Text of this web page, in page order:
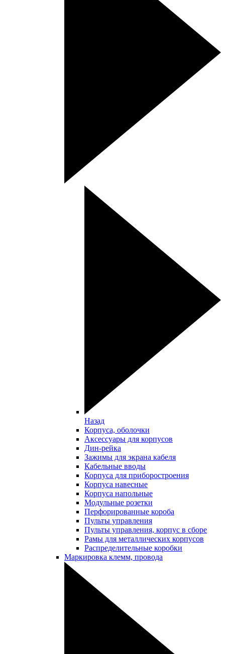
Назад
Корпуса, оболочки
Аксессуары для корпусов
Дин-рейка
Зажимы для экрана кабеля
Кабельные вводы
Корпуса для приборостроения
Корпуса навесные
Корпуса напольные
Модульные розетки
Перфорированные короба
Пульты управления
Пульты управления, корпус в сборе
Рамы для металлических корпусов
Распределительные коробки
Маркировка клемм, провода